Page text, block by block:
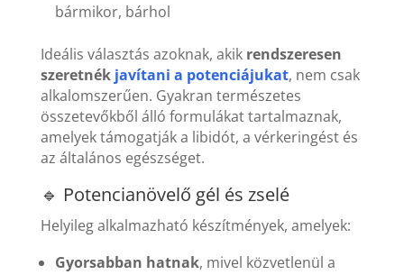
bármikor, bárhol
Ideális választás azoknak, akik rendszeresen
szeretnékjavítani a potenciájukat, nem csak
alkalomszerűen. Gyakran természetes
összetevőkből álló formulákat tartalmaznak,
amelyek támogatják a libidót, a vérkeringést és
az általános egészséget.
🔹 Potencianövelő gél és zselé
Helyileg alkalmazható készítmények, amelyek:
Gyorsabban hatnak, mivel közvetlenül a